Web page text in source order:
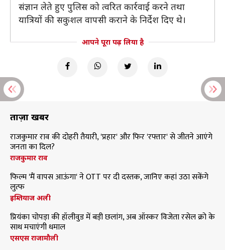
संज्ञान लेते हुए पुलिस को त्वरित कार्रवाई करने तथा
यात्रियों की सकुशल वापसी कराने के निर्देश दिए थे।
आपने पूरा पढ़ लिया है
ताज़ा खबरें
राजकुमार राव की दोहरी तैयारी, 'प्रहार' और फिर 'रफ्तार' से जीतने आएंगे
जनता का दिल?
राजकुमार राव
फिल्म 'मैं वापस आऊंगा' ने OTT पर दी दस्तक, जानिए कहां उठा सकेंगे
लुत्फ
इम्तियाज अली
प्रियंका चोपड़ा की हॉलीवुड में बड़ी छलांग, अब ऑस्कर विजेता रसेल क्रो के
साथ मचाएंगी धमाल
एसएस राजामौली